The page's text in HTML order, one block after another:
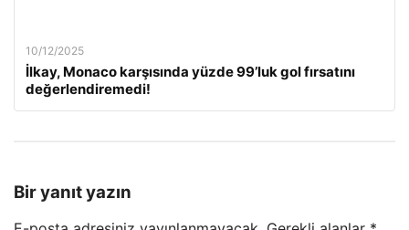
10/12/2025
İlkay, Monaco karşısında yüzde 99’luk gol fırsatını
değerlendiremedi!
Bir yanıt yazın